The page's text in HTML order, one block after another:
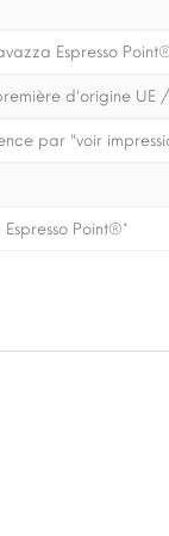
Espresso
d'origine UE
par "voir
Point®*